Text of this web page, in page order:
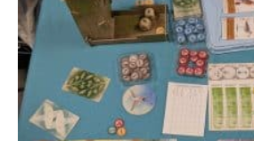
d’Ailleurs